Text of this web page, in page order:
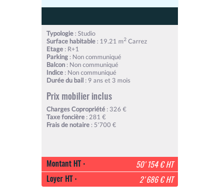
Typologie: Studio
Surface habitable : 19.21 m2Carrez
Etage: R+1
Parking: Non communiqué
Balcon: Non communiqué
Indice: Non communiqué
Durée du bail : 9 ans et 3 mois
Prix mobilier inclus
Charges Copropriété: 326 €
Taxe foncière: 281 €
Frais de notaire: 5'700 €
Montant HT :
50'154 € HT
Loyer HT :
2'686 € HT